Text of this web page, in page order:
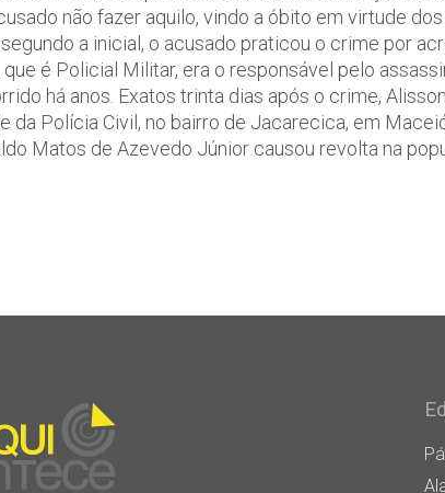
não fazer aquilo, vindo a óbito em virtude
a inicial, o acusado praticou o crime por
é Policial Militar, era o responsável pelo
há anos. Exatos trinta dias após o crime,
da Polícia Civil, no bairro de Jacarecica, em
Matos de Azevedo Júnior causou revolta na